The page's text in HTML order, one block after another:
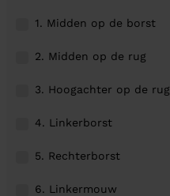
1. Midden op de borst
2. Midden op de rug
3. Hoogachter op de rug
4. Linkerborst
5. Rechterborst
6. Linkermouw